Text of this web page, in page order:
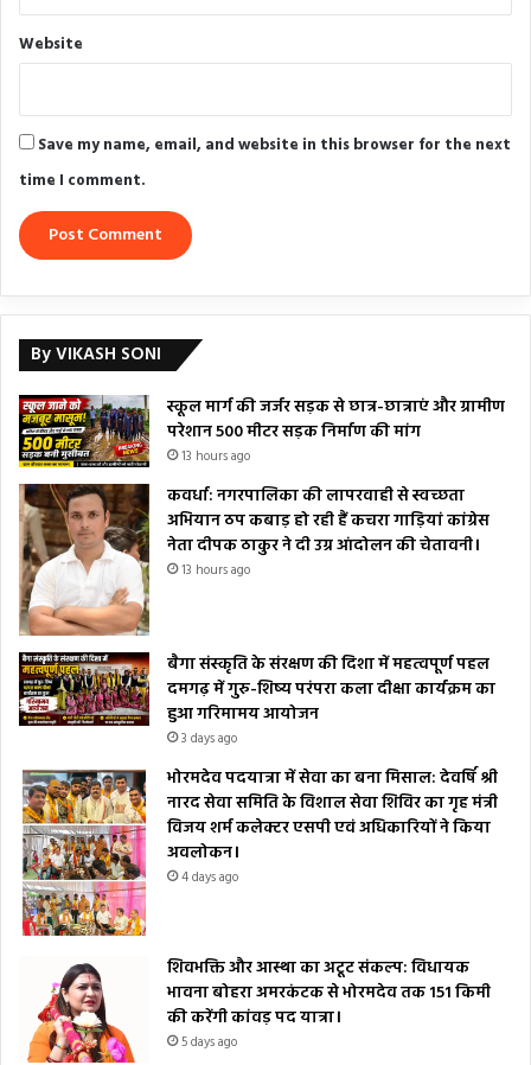
Website
Save my name, email, and website in this browser for the next
time I comment.
By VIKASH SONI
स्कूल मार्ग की जर्जर सड़क से छात्र-छात्राएं और ग्रामीण
परेशान 500 मीटर सड़क निर्माण की मांग
13 hours ago
कवर्धा: नगरपालिका की लापरवाही से स्वच्छता
अभियान ठप कबाड़ हो रही हैं कचरा गाड़ियां कांग्रेस
नेता दीपक ठाकुर ने दी उग्र आंदोलन की चेतावनी।
13 hours ago
बैगा संस्कृति के संरक्षण की दिशा में महत्वपूर्ण पहल
दमगढ़ में गुरु-शिष्य परंपरा कला दीक्षा कार्यक्रम का
हुआ गरिमामय आयोजन
3 days ago
भोरमदेव पदयात्रा में सेवा का बना मिसाल: देवर्षि श्री
नारद सेवा समिति के विशाल सेवा शिविर का गृह मंत्री
विजय शर्म कलेक्टर एसपी एवं अधिकारियों ने किया
अवलोकन।
4 days ago
शिवभक्ति और आस्था का अटूट संकल्प: विधायक
भावना बोहरा अमरकंटक से भोरमदेव तक 151 किमी
की करेंगी कांवड़ पद यात्रा।
5 days ago